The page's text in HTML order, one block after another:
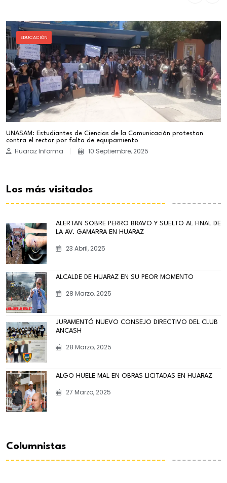
EDUCACIÓN
UNASAM: Estudiantes de Ciencias de la Comunicación protestan
contra el rector por falta de equipamiento
Huaraz Informa 10 Septiembre, 2025
Los más visitados
ALERTAN SOBRE PERRO BRAVO Y SUELTO AL FINAL DE
LA AV. GAMARRA EN HUARAZ
23 Abril, 2025
ALCALDE DE HUARAZ EN SU PEOR MOMENTO
28 Marzo, 2025
JURAMENTÓ NUEVO CONSEJO DIRECTIVO DEL CLUB
ANCASH
28 Marzo, 2025
ALGO HUELE MAL EN OBRAS LICITADAS EN HUARAZ
27 Marzo, 2025
Columnistas